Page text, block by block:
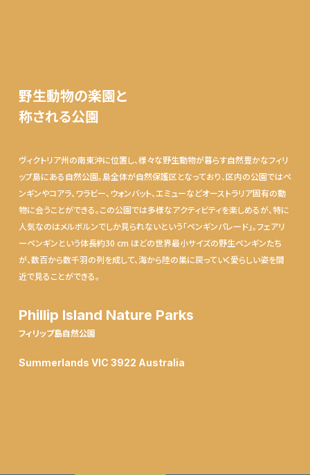
野生動物の楽園と
称される公園
ヴィクトリア州の南東沖に位置し、様々な野生動物が暮らす自然豊かなフィリ
ップ島にある自然公園。島全体が自然保護区となっており、区内の公園ではペ
ンギンやコアラ、ワラビー、ウォンバット、エミューなどオーストラリア固有の動
物に会うことができる。この公園では多様なアクティビティを楽しめるが、特に
人気なのはメルボルンでしか見られないという「ペンギンパレード」。フェアリ
ーペンギンという体長約30 cm ほどの世界最小サイズの野生ペンギンたち
が、数百から数千羽の列を成して、海から陸の巣に戻っていく愛らしい姿を間
近で見ることができる。
Phillip Island Nature Parks
フィリップ島自然公園
Summerlands VIC 3922 Australia